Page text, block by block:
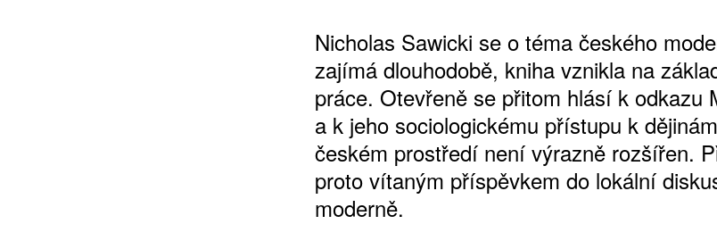
Nicholas Sawicki se o téma českého
zajímá dlouhodobě, kniha vznikla na
práce. Otevřeně se přitom hlásí k odkazu
a k jeho sociologickému přístupu k
českém prostředí není výrazně rozšířen.
proto vítaným příspěvkem do lokální
moderně.